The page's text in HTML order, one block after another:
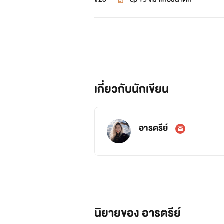
ประเทศวายเอ็นคือประเทศที่สมมุติขึ้
หากใช้คำราชาศัพท์ผิดอย่าว่ากันนะ
**ภาพทุกภาพนำมาจากอินเตอร์เ
เกี่ยวกับนักเขียน
อารตรีย์
นิยายของ อารตรีย์